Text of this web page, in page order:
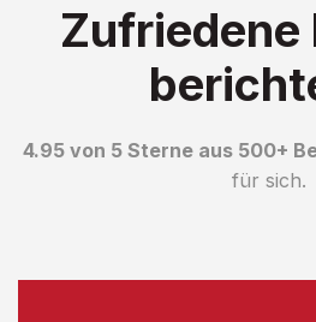
Zufriedene
4.95 von 5 Sterne aus 500+
für sich.